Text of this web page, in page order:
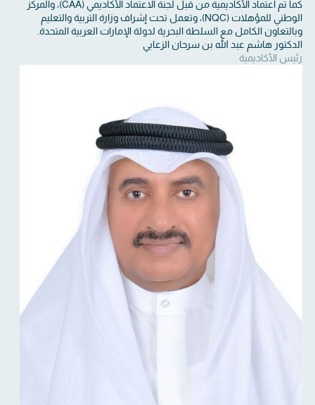
كما تم اعتماد الأكاديمية من قبل لجنة الاعتماد الأكاديمي (CAA)، والمركز
الوطني للمؤهلات (NQC)، وتعمل تحت إشراف وزارة التربية والتعليم
وبالتعاون الكامل مع السلطة البحرية لدولة الإمارات العربية المتحدة.
الدكتور هاشم عبد الله بن سرحان الزعابي
رئيس الأكاديمية